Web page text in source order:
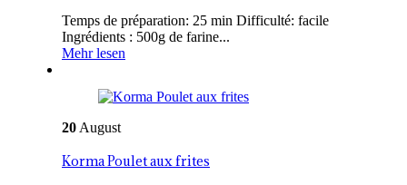
Temps de préparation: 25 min Difficulté: facile
Ingrédients : 500g de farine...
Mehr lesen
20 August
Korma Poulet aux frites